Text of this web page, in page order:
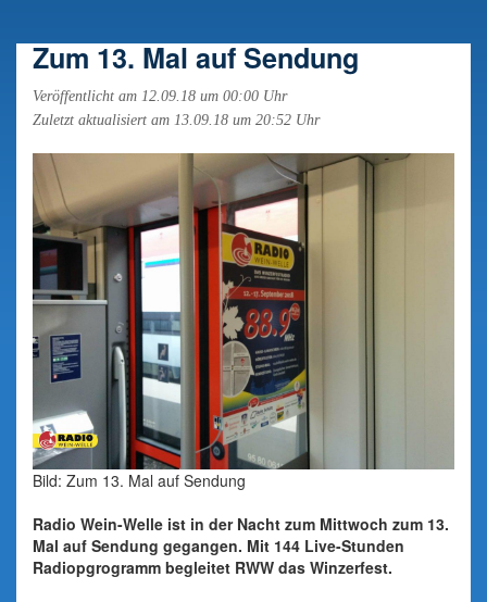
Zum 13. Mal auf Sendung
Veröffentlicht am 12.09.18 um 00:00 Uhr
Zuletzt aktualisiert am 13.09.18 um 20:52 Uhr
Bild: Zum 13. Mal auf Sendung
Radio Wein-Welle ist in der Nacht zum Mittwoch zum 13.
Mal auf Sendung gegangen. Mit 144 Live-Stunden
Radiopgrogramm begleitet RWW das Winzerfest.